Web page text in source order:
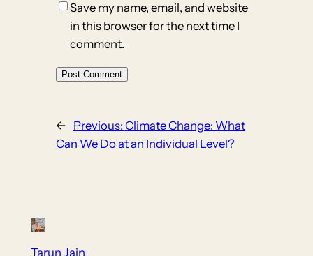
Save my name, email, and website
in this browser for the next time I
comment.
← Previous: Climate Change: What
Can We Do at an Individual Level?
Tarun Jain